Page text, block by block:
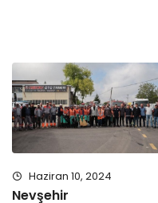
Haziran 10, 2024
Nevşehir